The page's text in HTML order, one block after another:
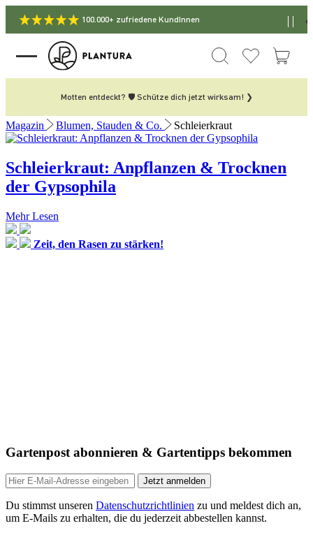
100.000+ zufriedene KundInnen
Motten entdeckt? 🛡️ Schütze dich jetzt wirksam! ❯
Magazin Blumen, Stauden & Co. Schleierkraut
Schleierkraut: Anpflanzen & Trocknen
der Gypsophila
Mehr Lesen
Zeit, den Rasen zu stärken!
Gartenpost abonnieren & Gartentipps bekommen
Jetzt anmelden
Du stimmst unseren Datenschutzrichtlinien zu und meldest dich an,
um E-Mails zu erhalten, die du jederzeit abbestellen kannst.